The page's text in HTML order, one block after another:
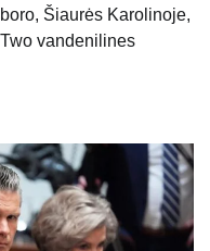
Šiaurės Karolinoje,
vandenilines